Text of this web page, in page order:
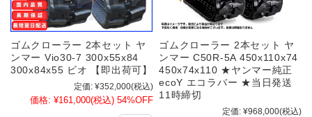
ゴムクローラー 2本セット ヤ
ンマー Vio30-7 300x55x84
300x84x55 ビオ 【即出荷可】
定価: ¥352,000(税込)
価格: ¥161,000(税込) 54%OFF
ゴムクローラー 2本セット ヤ
ンマー C50R-5A 450x110x74
450x74x110 ★ヤンマー純正
ecoY エコラバー ★当日発送
11時締切
定価: ¥968,000(税込)